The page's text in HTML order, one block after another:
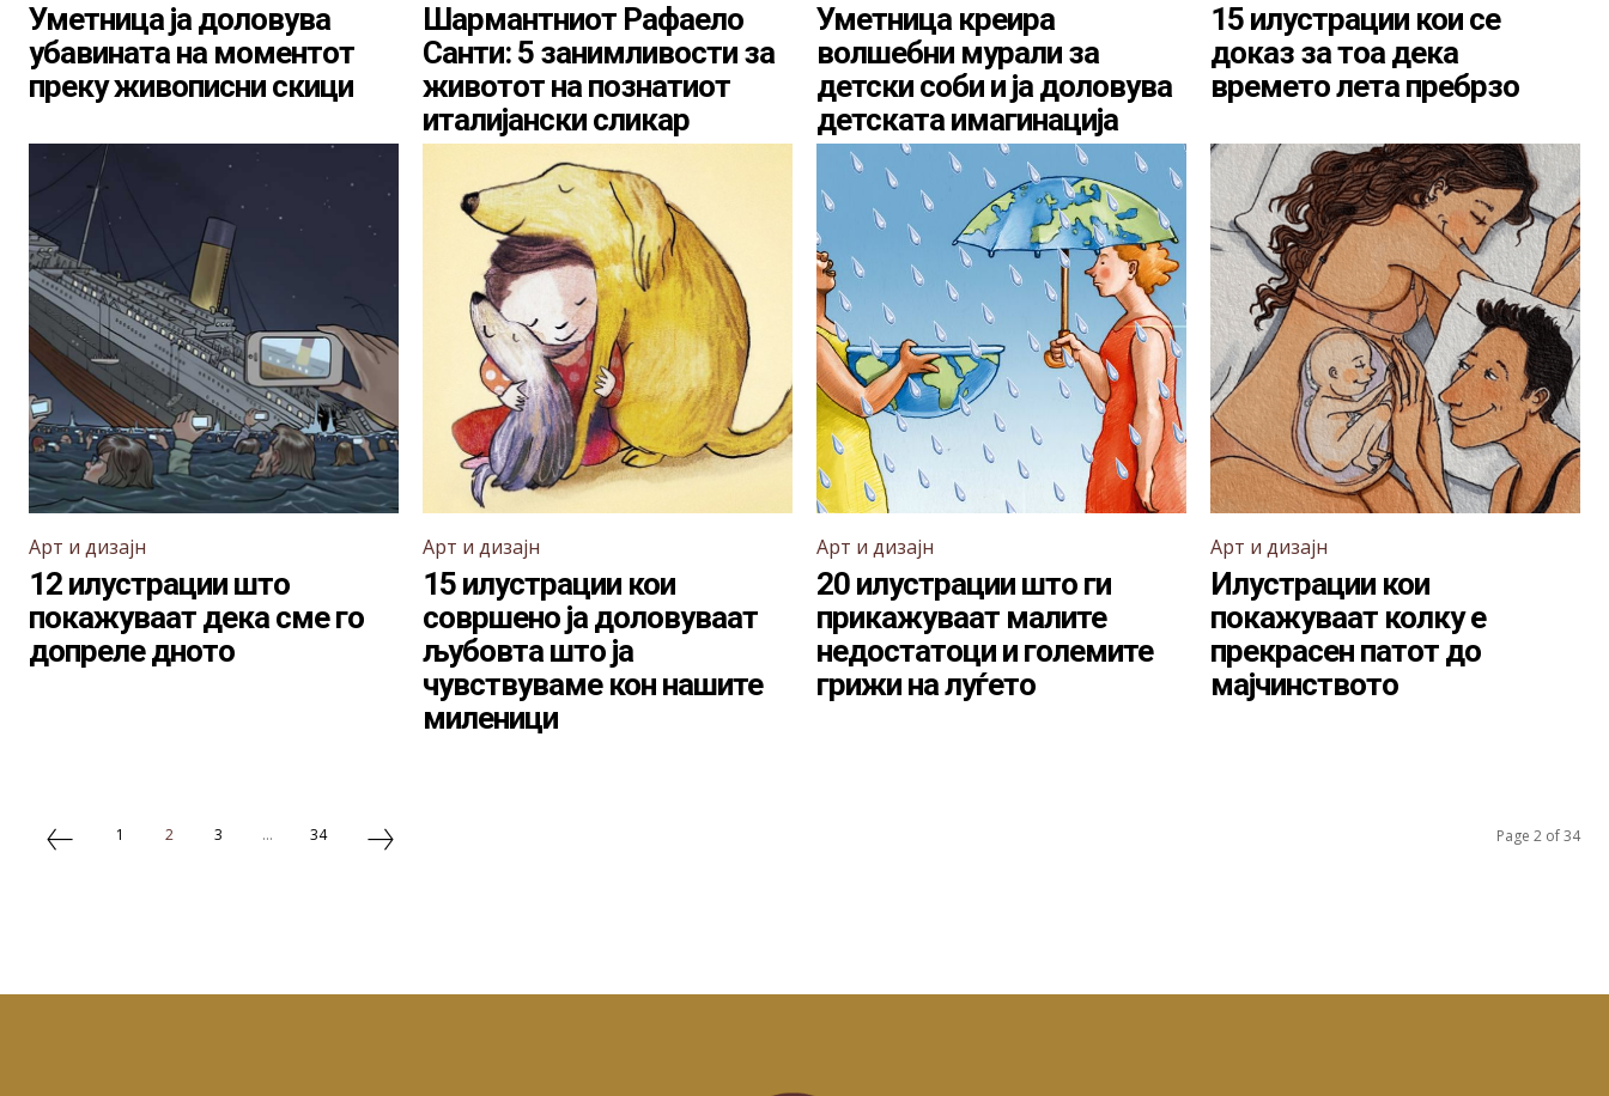
Уметница ја доловува
убавината на моментот
преку живописни скици
Шармантниот Рафаело
Санти: 5 занимливости за
животот на познатиот
италијански сликар
Уметница креира
волшебни мурали за
детски соби и ја доловува
детската имагинација
15 илустрации кои се
доказ за тоа дека
времето лета пребрзо
Арт и дизајн
12 илустрации што
покажуваат дека сме го
допреле дното
Арт и дизајн
15 илустрации кои
совршено ја доловуваат
љубовта што ја
чувствуваме кон нашите
миленици
Арт и дизајн
20 илустрации што ги
прикажуваат малите
недостатоци и големите
грижи на луѓето
Арт и дизајн
Илустрации кои
покажуваат колку е
прекрасен патот до
мајчинството
1 2 3 ... 34 Page 2 of 34